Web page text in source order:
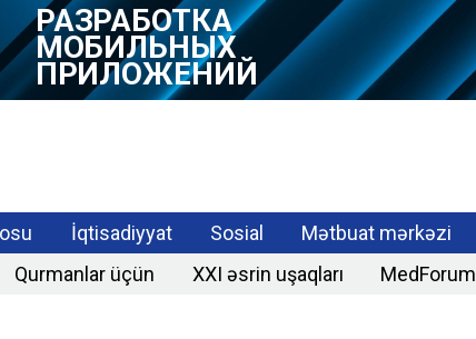
РАЗРАБОТКА
МОБИЛЬНЫХ
ПРИЛОЖЕНИЙ
İqtisadiyyat Sosial Mətbuat mərkəzi
Qurmanlar üçün XXI əsrin uşaqları MedForum